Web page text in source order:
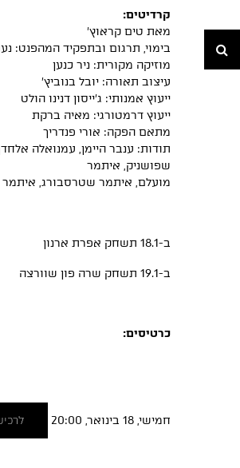
קרדיטים:
מאת טים קראוץ׳
בימוי, תרגום ובתפקיד המהפנט:
מוזיקה מקורית: ניר כנען
עיצוב תאורה: יובל בנוביץ׳
ייעוץ אמנותי: ג׳ייסון דנינו הולט
ייעוץ דרמטורגי: מאיה ברקת
מתאם הפקה: אורי פנדריך
תודות: ענבר היימן, עמנואלה
שפושניק, איתמר
מועלם, איתמר שטרסבורג, איתמר
ב-18.1 תשחק אפרת ארנון
ב-19.1 תשחק שרה פון שוורצה
כרטיסים:
חמישי, 18 בינואר, 20:00